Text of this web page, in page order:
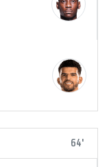
64'